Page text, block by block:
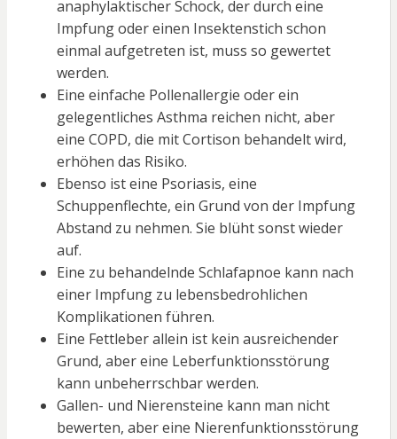
anaphylaktischer Schock, der durch eine
Impfung oder einen Insektenstich schon
einmal aufgetreten ist, muss so gewertet
werden.
Eine einfache Pollenallergie oder ein
gelegentliches Asthma reichen nicht, aber
eine COPD, die mit Cortison behandelt wird,
erhöhen das Risiko.
Ebenso ist eine Psoriasis, eine
Schuppenflechte, ein Grund von der Impfung
Abstand zu nehmen. Sie blüht sonst wieder
auf.
Eine zu behandelnde Schlafapnoe kann nach
einer Impfung zu lebensbedrohlichen
Komplikationen führen.
Eine Fettleber allein ist kein ausreichender
Grund, aber eine Leberfunktionsstörung
kann unbeherrschbar werden.
Gallen- und Nierensteine kann man nicht
bewerten, aber eine Nierenfunktionsstörung